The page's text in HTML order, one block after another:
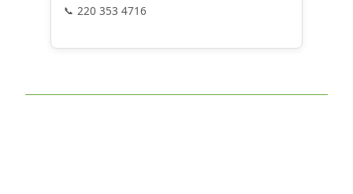
220 353 4716